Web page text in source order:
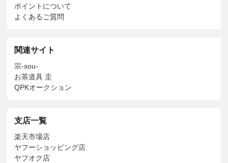
ポイントについて
よくあるご質問
関連サイト
宗-sou-
お茶道具 圭
QPKオークション
支店一覧
楽天市場店
ヤフーショッピング店
ヤフオク店